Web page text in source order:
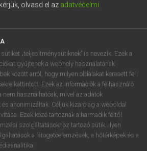
szótár
ELŐFIZETÉSED?
a teljes szócikk megtekintéséhez.
BELÉPÉS
olvasd el az adatvédelmi
„teljesítménysütiknek” is nevezik. Ezek a
gyűjtenek a webhely használatának
között arról, hogy milyen oldalakat keresett fel
kattintott. Ezek az információk a felhasználó
nem használhatóak, mivel az adatok
anonimizáltak. Céljuk kizárólag a weboldal
Ezek közé tartoznak a harmadik féltől
szolgáltatásokhoz tartozó sütik; ilyen
a látogatóelemzések, a hőtérképek és a
i o p
l é á ű Ω
, . AltGr